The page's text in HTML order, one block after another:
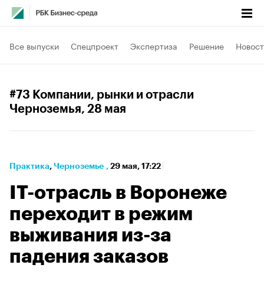
Все выпуски Спецпроект Экспертиза Решение
#73 Компании, рынки и отрасли
Черноземья, 28 мая
Практика⁠, Черноземье , 29 мая, 17:22
IT-отрасль в Воронеже
переходит в режим
выживания из-за
падения заказов